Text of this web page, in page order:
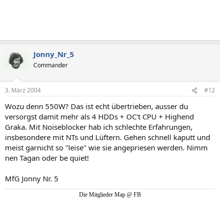
Jonny_Nr_5
Commander
3. März 2004 #12
Wozu denn 550W? Das ist echt übertrieben, ausser du
versorgst damit mehr als 4 HDDs + OC't CPU + Highend
Graka. Mit Noiseblocker hab ich schlechte Erfahrungen,
insbesondere mit NTs und Lüftern. Gehen schnell kaputt und
meist garnicht so "leise" wie sie angepriesen werden. Nimm
nen Tagan oder be quiet!
MfG Jonny Nr. 5
Die Mitglieder Map @ FB